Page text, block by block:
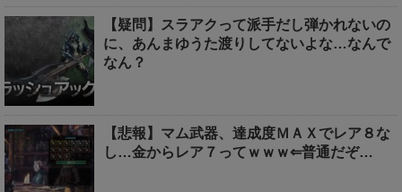
【疑問】スラアクって派手だし弾かれないの
に、あんまゆうた渡りしてないよな…なんで
なん？
【悲報】マム武器、達成度ＭＡＸでレア８な
し…金からレア７ってｗｗｗ⇐普通だぞ…